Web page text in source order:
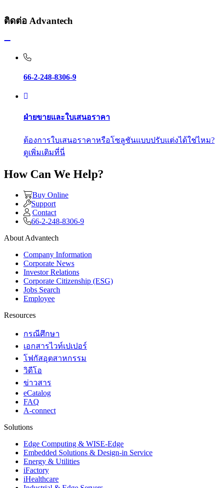
ติดต่อ Advantech
66-2-248-8306-9
ฝ่ายขายและใบเสนอราคา
ต้องการใบเสนอราคาหรือโซลูชันแบบปรับแต่งได้ใช่ไหม?
ดูเพิ่มเติมที่นี่
How Can We Help?
Buy Online
Support
Contact
66-2-248-8306-9
About Advantech
Company Information
Corporate News
Investor Relations
Corporate Citizenship (ESG)
Jobs Search
Employee
Resources
กรณีศึกษา
เอกสารไวท์เปเปอร์
โฟกัสอุตสาหกรรม
วิดีโอ
ข่าวสาร
eCatalog
FAQ
A-connect
Solutions
Edge Computing & WISE-Edge
Embedded Solutions & Design-in Service
Energy & Utilities
iFactory
iHealthcare